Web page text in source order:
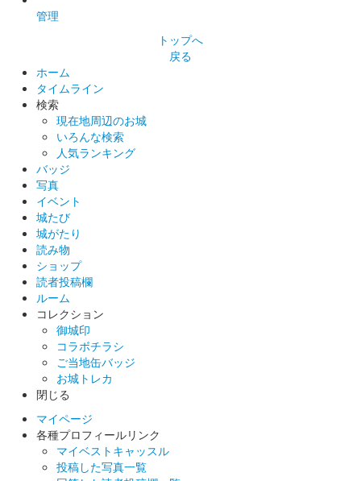
販売終了
沼田城跡 御城印
販売終了
沼田城 御城印
販売終了
沼田城 御城印
販売終了
沼田城 御城印
販売終了
老神温泉で開催される十二年に一度の大蛇まつり巳年開催を記念
沼田城 御城印
管理
トップへ
戻る
ホーム
タイムライン
検索
現在地周辺のお城
いろんな検索
人気ランキング
バッジ
写真
イベント
城たび
城がたり
読み物
ショップ
読者投稿欄
ルーム
コレクション
御城印
コラボチラシ
ご当地缶バッジ
お城トレカ
閉じる
マイページ
各種プロフィールリンク
マイベストキャッスル
投稿した写真一覧